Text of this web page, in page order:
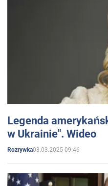
Legenda
w Ukrainie". Wideo
Rozrywka03.03.2025 09:46